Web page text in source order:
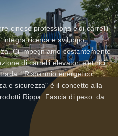
cinese professionale di carrelli
integra ricerca e sviluppo,
Ci impegniamo costantemente
di carrelli elevatori elettrici,
"Risparmio energetico,
e sicurezza" è il concetto alla
Rippa. Fascia di peso: da